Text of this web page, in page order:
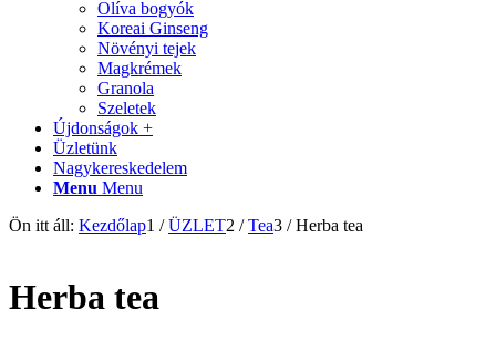
Olíva bogyók
Koreai Ginseng
Növényi tejek
Magkrémek
Granola
Szeletek
Újdonságok +
Üzletünk
Nagykereskedelem
Menu Menu
Ön itt áll: Kezdőlap1 / ÜZLET2 / Tea3 / Herba tea
Herba tea